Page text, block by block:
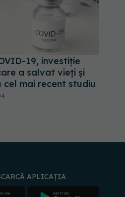
19, investiție
a salvat vieți și
cel mai recent studiu
APLICAȚIA